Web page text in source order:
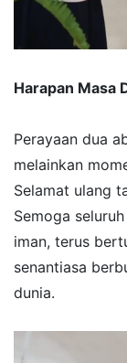
Harapan Masa
​Perayaan dua
melainkan
Selamat ulang
Semoga
iman, terus
senantiasa
dunia.